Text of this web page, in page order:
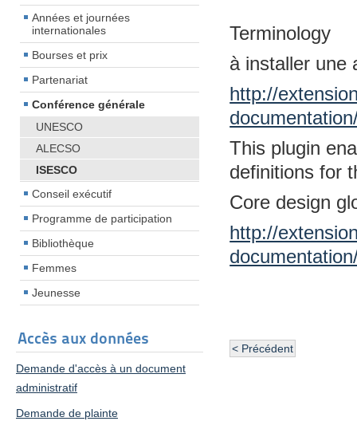
Années et journées
internationales
Bourses et prix
Partenariat
Conférence générale
UNESCO
ALECSO
ISESCO
Conseil exécutif
Programme de participation
Bibliothèque
Femmes
Jeunesse
Accès aux données
Demande d'accès à un document
administratif
Demande de plainte
Terminology
à installer une
http://
This plugin
definitions for
Core design
http://
< Précédent